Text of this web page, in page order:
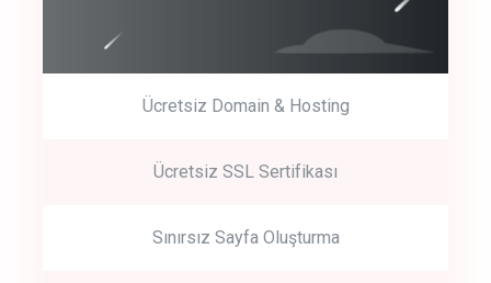
Get Started
Start by trying our service for 30 days free trial no credit card
Ücretsiz Domain & Hosting
Ücretsiz SSL Sertifikası
Sınırsız Sayfa Oluşturma